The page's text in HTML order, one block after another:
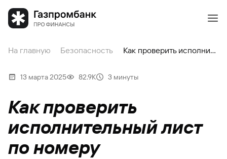
На главную Безопасность Как проверить исполнительный лист по номеру
13 марта 2025 82.9К 3 минуты
Как проверить
исполнительный лист
по номеру